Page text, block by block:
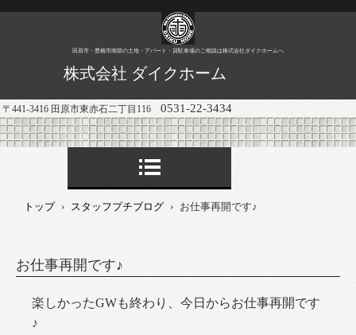
田原市・豊橋市南部の土地・アパート・貸駐車場のご相談は株式会社ダイクホームへ
株式会社 ダイクホーム
〒441-3416 田原市東赤石二丁目116 0531-22-3434
トップ › スタッフプチブログ › お仕事再開です♪
お仕事再開です♪
楽しかったGWも終わり、今日からお仕事再開です
♪